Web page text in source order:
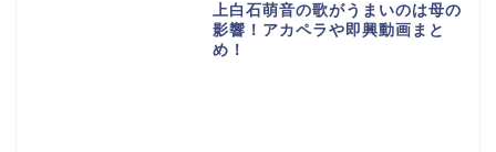
上白石萌音の歌がうまいのは母の
影響！アカペラや即興動画まと
め！